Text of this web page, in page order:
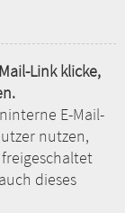
Link klicke,
E-Mail-
nutzen,
dieses